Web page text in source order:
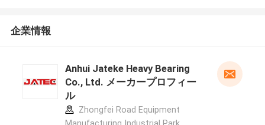
企業情報
Anhui Jateke Heavy Bearing
Co., Ltd. メーカープロフィー
ル
Zhongfei Road Equipment